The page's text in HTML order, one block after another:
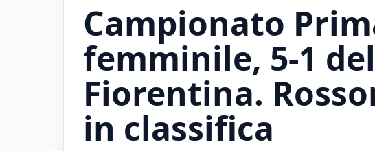
Campionato
femminile, 5-1
Fiorentina.
in classifica